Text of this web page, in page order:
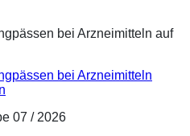
bei Arzneimitteln
07 / 2026